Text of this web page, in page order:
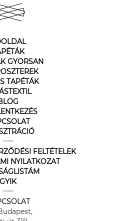
GYORSAN
TAPÉTÁK
FELTÉTELEK
NYILATKOZAT
GYIK